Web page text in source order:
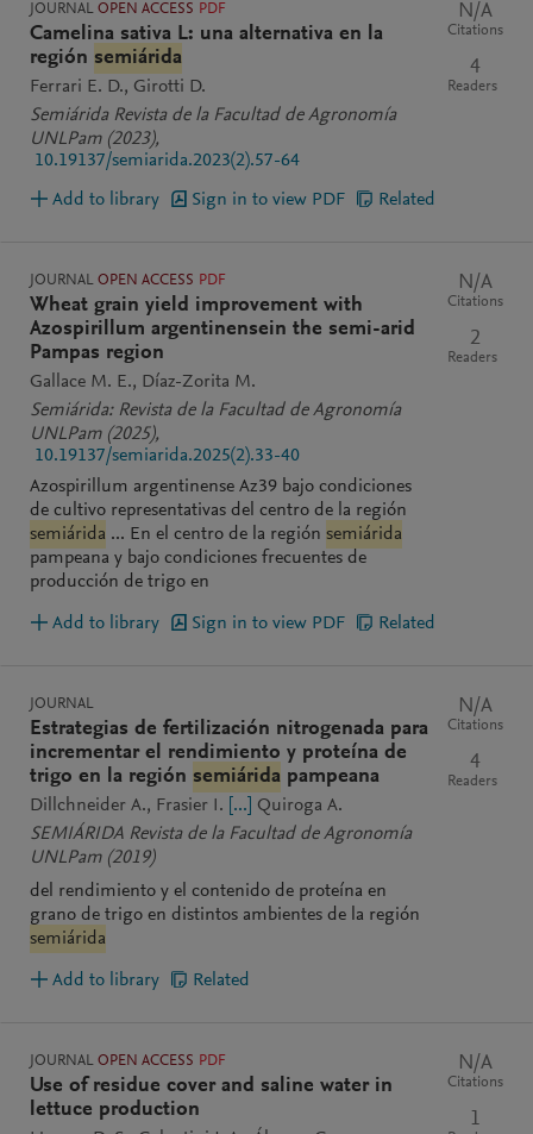
JOURNAL OPEN ACCESS PDF
Camelina sativa L: una alternativa en la
región semiárida
Ferrari E. D.
Girotti D.
Semiárida Revista de la Facultad de Agronomía
UNLPam (2023),
10.19137/semiarida.2023(2).57-64
N/A
Citations
4
Readers
Add to library Sign in to view PDF Related
JOURNAL OPEN ACCESS PDF
Wheat grain yield improvement with
Azospirillum argentinensein the semi-arid
Pampas region
Gallace M. E.
Díaz-Zorita M.
Semiárida: Revista de la Facultad de Agronomía
UNLPam (2025),
10.19137/semiarida.2025(2).33-40
Azospirillum argentinense Az39 bajo condiciones
de cultivo representativas del centro de la región
semiárida ... En el centro de la región semiárida
pampeana y bajo condiciones frecuentes de
producción de trigo en
N/A
Citations
2
Readers
Add to library Sign in to view PDF Related
JOURNAL
Estrategias de fertilización nitrogenada para
incrementar el rendimiento y proteína de
trigo en la región semiárida pampeana
Dillchneider A. Frasier I. [...]
Quiroga A.
SEMIÁRIDA Revista de la Facultad de Agronomía
UNLPam (2019)
del rendimiento y el contenido de proteína en
grano de trigo en distintos ambientes de la región
semiárida
N/A
Citations
4
Readers
Add to library Related
JOURNAL OPEN ACCESS PDF
Use of residue cover and saline water in
lettuce production
N/A
Citations
1